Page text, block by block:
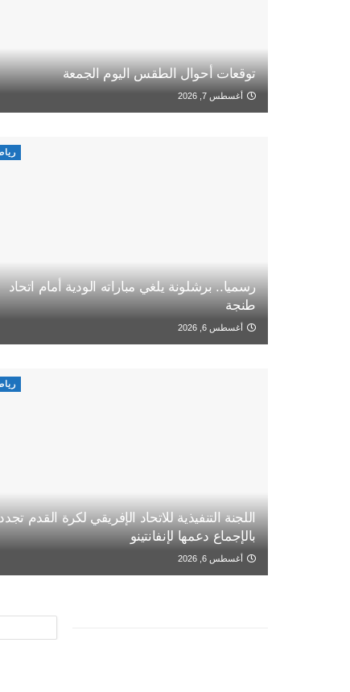
توقعات أحوال الطقس اليوم الجمعة
أغسطس 7, 2026
رسميا.. برشلونة يلغي مباراته الودية أمام اتحاد
طنجة
أغسطس 6, 2026
اللجنة التنفيذية للاتحاد الإفريقي لكرة القدم
بالإجماع دعمها لإنفانتينو
أغسطس 6, 2026